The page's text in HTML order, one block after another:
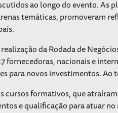
ao longo do evento. As
temáticas, promoveram
da Rodada de
fornecedoras, nacionais e
para novos investimentos. Ao
cursos formativos, que
e qualificação para atuar no